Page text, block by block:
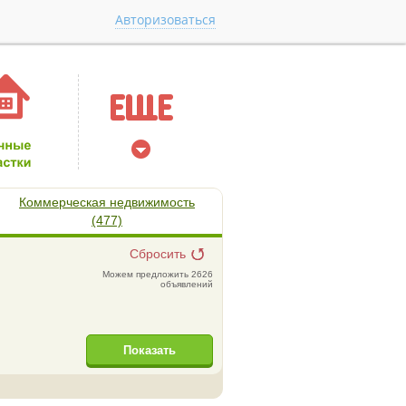
Авторизоваться
Коммерческая недвижимость
(477)
Сбросить
Можем предложить 2626
объявлений